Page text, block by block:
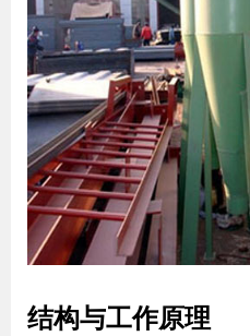
结构与工作原理